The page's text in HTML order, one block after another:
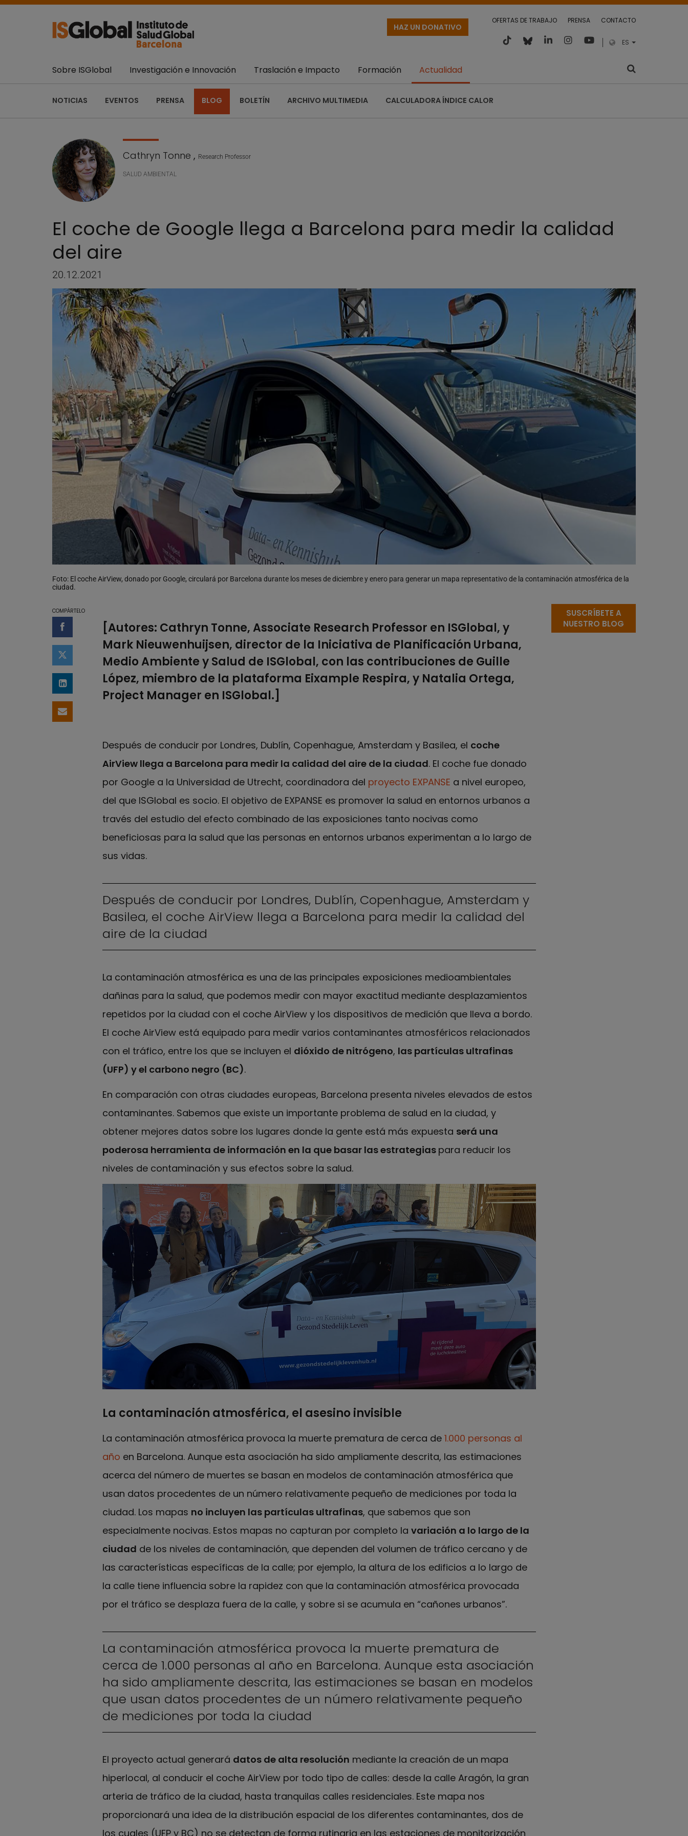
OFERTAS DE TRABAJO PRENSA CONTACTO
ES
HAZ UN DONATIVO
Sobre ISGlobal Investigación e Innovación Traslación e Impacto Formación Actualidad
NOTICIAS EVENTOS PRENSA BLOG BOLETÍN ARCHIVO MULTIMEDIA CALCULADORA ÍNDICE CALOR
Cathryn Tonne , Research Professor
SALUD AMBIENTAL
El coche de Google llega a Barcelona para medir la calidad
del aire
20.12.2021
Foto: El coche AirView, donado por Google, circulará por Barcelona durante los meses de diciembre y enero para generar un mapa representativo de la contaminación atmosférica de la
ciudad.
COMPÁRTELO
Compartir en Facebook
Compartir en Twitter
Compartir en LinkedIn
Compartir por email
[Autores: Cathryn Tonne, Associate Research Professor en ISGlobal, y
Mark Nieuwenhuijsen, director de la Iniciativa de Planificación Urbana,
Medio Ambiente y Salud de ISGlobal, con las contribuciones de Guille
López, miembro de la plataforma Eixample Respira, y Natalia Ortega,
Project Manager en ISGlobal.]
Después de conducir por Londres, Dublín, Copenhague, Amsterdam y Basilea, el coche
AirView llega a Barcelona para medir la calidad del aire de la ciudad. El coche fue donado
por Google a la Universidad de Utrecht, coordinadora del proyecto EXPANSE a nivel europeo,
del que ISGlobal es socio. El objetivo de EXPANSE es promover la salud en entornos urbanos a
través del estudio del efecto combinado de las exposiciones tanto nocivas como
beneficiosas para la salud que las personas en entornos urbanos experimentan a lo largo de
sus vidas.
Después de conducir por Londres, Dublín, Copenhague, Amsterdam y
Basilea, el coche AirView llega a Barcelona para medir la calidad del
aire de la ciudad
La contaminación atmosférica es una de las principales exposiciones medioambientales
dañinas para la salud, que podemos medir con mayor exactitud mediante desplazamientos
repetidos por la ciudad con el coche AirView y los dispositivos de medición que lleva a bordo.
El coche AirView está equipado para medir varios contaminantes atmosféricos relacionados
con el tráfico, entre los que se incluyen el dióxido de nitrógeno, las partículas ultrafinas
(UFP) y el carbono negro (BC).
En comparación con otras ciudades europeas, Barcelona presenta niveles elevados de estos
contaminantes. Sabemos que existe un importante problema de salud en la ciudad, y
obtener mejores datos sobre los lugares donde la gente está más expuesta será una
poderosa herramienta de información en la que basar las estrategias para reducir los
niveles de contaminación y sus efectos sobre la salud.
La contaminación atmosférica, el asesino invisible
La contaminación atmosférica provoca la muerte prematura de cerca de 1.000 personas al
año en Barcelona. Aunque esta asociación ha sido ampliamente descrita, las estimaciones
acerca del número de muertes se basan en modelos de contaminación atmosférica que
usan datos procedentes de un número relativamente pequeño de mediciones por toda la
ciudad. Los mapas no incluyen las partículas ultrafinas, que sabemos que son
especialmente nocivas. Estos mapas no capturan por completo la variación a lo largo de la
ciudad de los niveles de contaminación, que dependen del volumen de tráfico cercano y de
las características específicas de la calle; por ejemplo, la altura de los edificios a lo largo de
la calle tiene influencia sobre la rapidez con que la contaminación atmosférica provocada
por el tráfico se desplaza fuera de la calle, y sobre si se acumula en “cañones urbanos”.
La contaminación atmosférica provoca la muerte prematura de
cerca de 1.000 personas al año en Barcelona. Aunque esta asociación
ha sido ampliamente descrita, las estimaciones se basan en modelos
que usan datos procedentes de un número relativamente pequeño
de mediciones por toda la ciudad
El proyecto actual generará datos de alta resolución mediante la creación de un mapa
hiperlocal, al conducir el coche AirView por todo tipo de calles: desde la calle Aragón, la gran
arteria de tráfico de la ciudad, hasta tranquilas calles residenciales. Este mapa nos
proporcionará una idea de la distribución espacial de los diferentes contaminantes, dos de
los cuales (UFP y BC) no se detectan de forma rutinaria en las estaciones de monitorización
SUSCRÍBETE A
NUESTRO BLOG